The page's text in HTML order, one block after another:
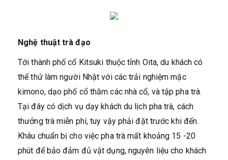
Nghệ thuật trà đạo
Tới thành phố cổ Kitsuki thuộc tỉnh Oita, du khách có
thể thử làm người Nhật với các trải nghiệm mặc
kimono, dạo phố cổ thăm các nhà cổ, và tập pha trà.
Tại đây có dịch vụ dạy khách du lịch pha trà, cách
thưởng trà miễn phí, tuy vậy phải đặt trước khi đến.
Khâu chuẩn bị cho việc pha trà mất khoảng 15 -20
phút để bảo đảm đủ vật dụng, nguyên liệu cho khách